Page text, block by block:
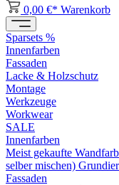
0,00 €* Warenkorb
Sparsets %
Innenfarben
Fassaden
Lacke & Holzschutz
Montage
Werkzeuge
Workwear
SALE
Innenfarben
Meist gekaufte
selber mischen)
Fassaden